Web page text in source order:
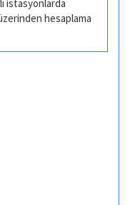
istasyonlarda
hesaplama